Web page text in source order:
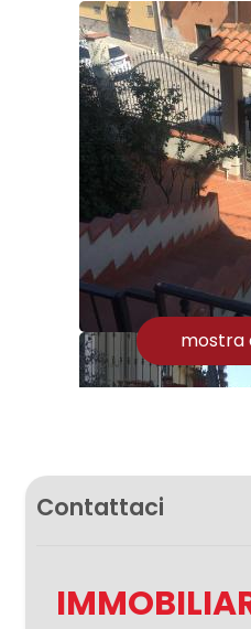
Locali: 8
Stato
Piano: Multipiano
Riscaldamento:
Infissi: legno e
Balconi: Presente
Giardino: Privato,
Cucina: Abitabile
Box: Singolo, 35 mq
Posizione: Zona
mostra
Contattaci
Camere
minime
Qualsiasi
2